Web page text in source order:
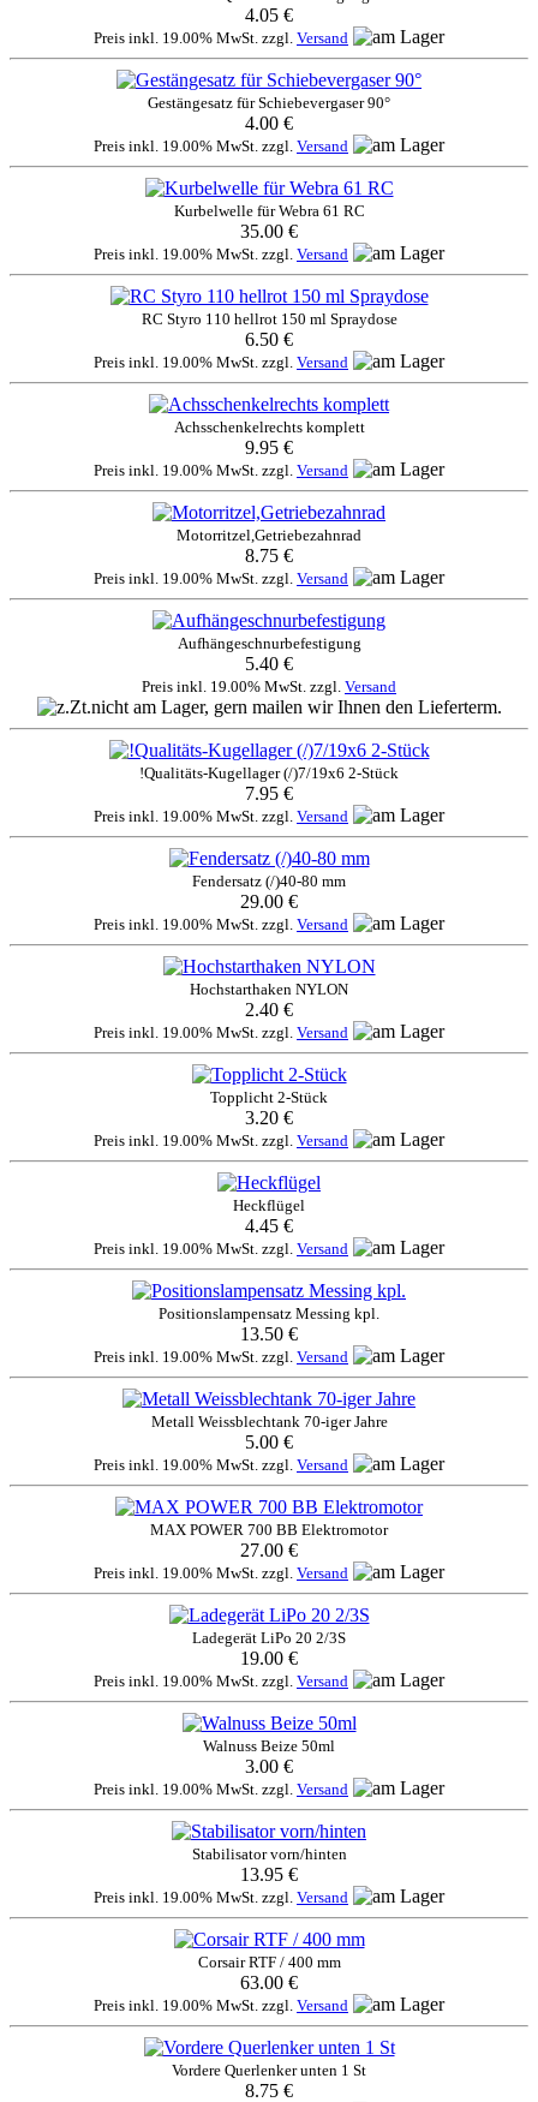
4.05 €
Preis inkl. 19.00% MwSt. zzgl. Versand
Gestängesatz für Schiebevergaser 90°
4.00 €
Preis inkl. 19.00% MwSt. zzgl. Versand
Kurbelwelle für Webra 61 RC
35.00 €
Preis inkl. 19.00% MwSt. zzgl. Versand
RC Styro 110 hellrot 150 ml Spraydose
6.50 €
Preis inkl. 19.00% MwSt. zzgl. Versand
Achsschenkelrechts komplett
9.95 €
Preis inkl. 19.00% MwSt. zzgl. Versand
Motorritzel,Getriebezahnrad
8.75 €
Preis inkl. 19.00% MwSt. zzgl. Versand
Aufhängeschnurbefestigung
5.40 €
Preis inkl. 19.00% MwSt. zzgl. Versand
!Qualitäts-Kugellager (/)7/19x6 2-Stück
7.95 €
Preis inkl. 19.00% MwSt. zzgl. Versand
Fendersatz (/)40-80 mm
29.00 €
Preis inkl. 19.00% MwSt. zzgl. Versand
Hochstarthaken NYLON
2.40 €
Preis inkl. 19.00% MwSt. zzgl. Versand
Topplicht 2-Stück
3.20 €
Preis inkl. 19.00% MwSt. zzgl. Versand
Heckflügel
4.45 €
Preis inkl. 19.00% MwSt. zzgl. Versand
Positionslampensatz Messing kpl.
13.50 €
Preis inkl. 19.00% MwSt. zzgl. Versand
Metall Weissblechtank 70-iger Jahre
5.00 €
Preis inkl. 19.00% MwSt. zzgl. Versand
MAX POWER 700 BB Elektromotor
27.00 €
Preis inkl. 19.00% MwSt. zzgl. Versand
Ladegerät LiPo 20 2/3S
19.00 €
Preis inkl. 19.00% MwSt. zzgl. Versand
Walnuss Beize 50ml
3.00 €
Preis inkl. 19.00% MwSt. zzgl. Versand
Stabilisator vorn/hinten
13.95 €
Preis inkl. 19.00% MwSt. zzgl. Versand
Corsair RTF / 400 mm
63.00 €
Preis inkl. 19.00% MwSt. zzgl. Versand
Vordere Querlenker unten 1 St
8.75 €